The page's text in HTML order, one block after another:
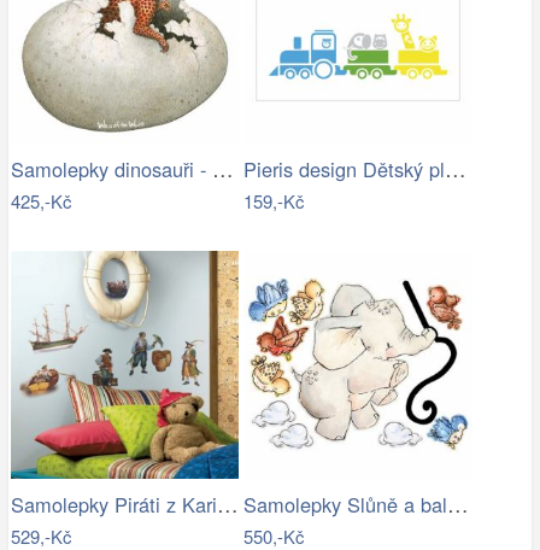
Samolepky dinosauři - Samolepící…
425,-Kč
Pieris design Dětský plakát - vlak se…
159,-Kč
Samolepky Piráti z Karibiku
529,-Kč
Samolepky Slůně a balonek
550,-Kč